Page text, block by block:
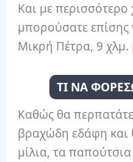
Και με
μπορούσατε επίσης
Μικρή Πέτρα, 9 χλμ.
ΤΙ ΝΑ
Καθώς θα
βραχώδη εδάφη και
μίλια, τα